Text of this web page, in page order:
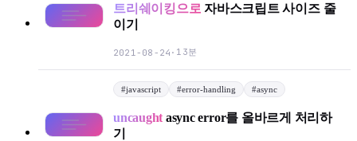
트리쉐이킹으로 자바스크립트 사이즈 줄
이기
2021-08-24 · 13분
#javascript #error-handling #async
uncaught async error를 올바르게 처리하
기